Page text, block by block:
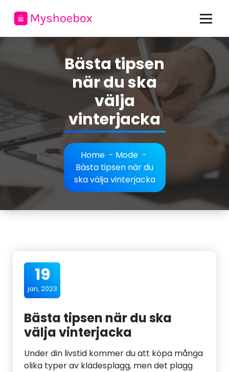
Bästa tipsen
när du ska
välja
vinterjacka
Home- Mode-
Bästa tipsen när du
ska välja vinterjacka
19
jan, 2023
Bästa tipsen när du ska
välja vinterjacka
Under din livstid kommer du att köpa många
olika typer av klädesplagg, men det plagg